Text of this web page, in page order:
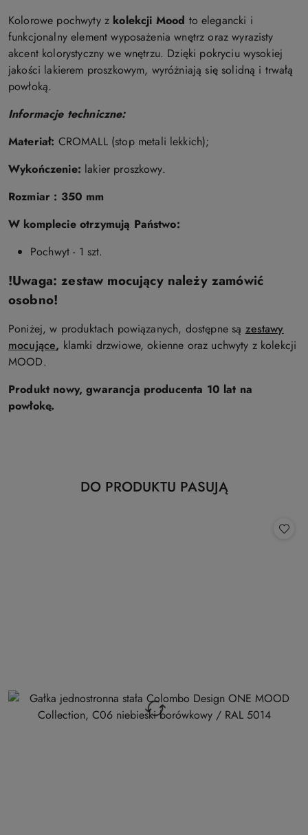
Kolorowe pochwyty z kolekcji Mood to elegancki i
funkcjonalny element wyposażenia wnętrz oraz wyrazisty
akcent kolorystyczny we wnętrzu. Dzięki pokryciu wysokiej
jakości lakierem proszkowym, wyróżniają się solidną i trwałą
powłoką.
Informacje techniczne:
Materiał: CROMALL (stop metali lekkich);
Wykończenie: lakier proszkowy.
Rozmiar : 350 mm
W komplecie otrzymują Państwo:
Pochwyt - 1 szt.
!Uwaga: zestaw mocujący należy zamówić
osobno!
Poniżej, w produktach powiązanych, dostępne są zestawy
mocujące, klamki drzwiowe, okienne oraz uchwyty z kolekcji
MOOD.
Produkt nowy, gwarancja producenta 10 lat na
powłokę.
Pomiń karuzelę produktów
Produkty
DO PRODUKTU PASUJĄ